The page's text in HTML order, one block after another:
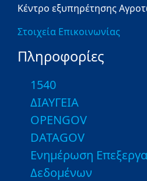
Κέντρο εξυπηρέτησης
Στοιχεία Επικοινωνίας
Πληροφορίες
1540
ΔΙΑΥΓΕΙΑ
OPENGOV
DATAGOV
Ενημέρωση
Δεδομένων